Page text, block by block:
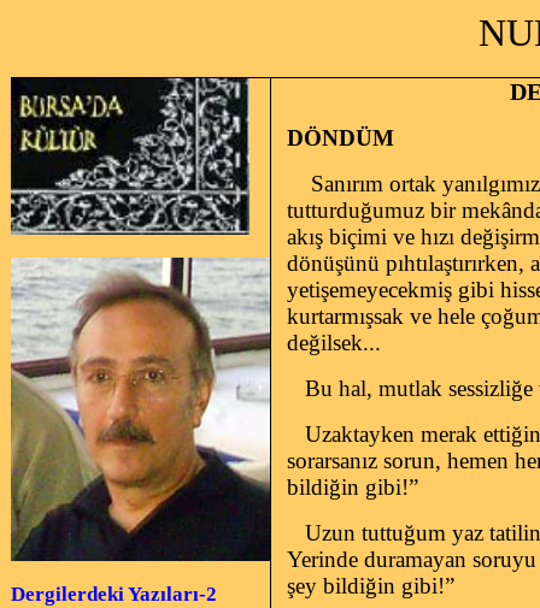
Dergilerdeki Yazıları-2
DÖNDÜM
Sanırım ortak
tutturduğumuz bir
akış biçimi ve hızı
dönüşünü
yetişemeyecekmiş gibi
kurtarmışsak ve hele
değilsek...
Bu hal, mutlak
Uzaktayken merak
sorarsanız sorun, hemen
bildiğin gibi!”
Uzun tuttuğum yaz
Yerinde duramayan
şey bildiğin gibi!”